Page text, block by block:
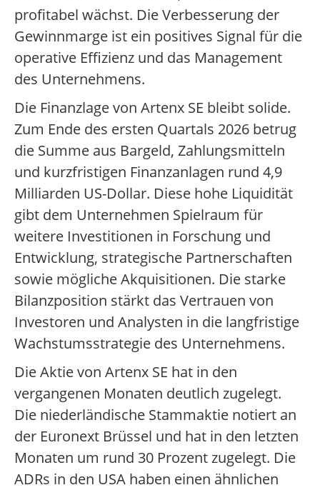
profitabel wächst. Die Verbesserung der
Gewinnmarge ist ein positives Signal für die
operative Effizienz und das Management
des Unternehmens.
Die Finanzlage von Artenx SE bleibt solide.
Zum Ende des ersten Quartals 2026 betrug
die Summe aus Bargeld, Zahlungsmitteln
und kurzfristigen Finanzanlagen rund 4,9
Milliarden US-Dollar. Diese hohe Liquidität
gibt dem Unternehmen Spielraum für
weitere Investitionen in Forschung und
Entwicklung, strategische Partnerschaften
sowie mögliche Akquisitionen. Die starke
Bilanzposition stärkt das Vertrauen von
Investoren und Analysten in die langfristige
Wachstumsstrategie des Unternehmens.
Die Aktie von Artenx SE hat in den
vergangenen Monaten deutlich zugelegt.
Die niederländische Stammaktie notiert an
der Euronext Brüssel und hat in den letzten
Monaten um rund 30 Prozent zugelegt. Die
ADRs in den USA haben einen ähnlichen